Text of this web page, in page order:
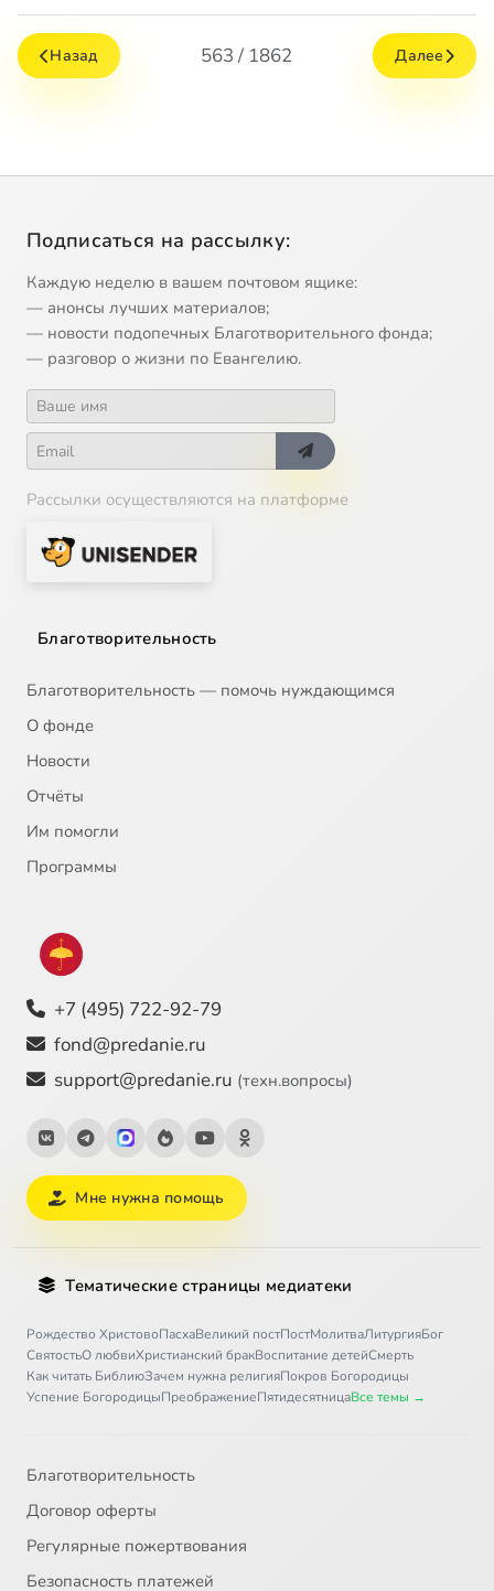
Назад 563 / 1862 Далее
Подписаться на рассылку:
Каждую неделю в вашем почтовом ящике:
— анонсы лучших материалов;
— новости подопечных Благотворительного фонда;
— разговор о жизни по Евангелию.
Рассылки осуществляются на платформе
Благотворительность
Благотворительность — помочь нуждающимся
О фонде
Новости
Отчёты
Им помогли
Программы
+7 (495) 722-92-79
fond@predanie.ru
support@predanie.ru (техн.вопросы)
Мне нужна помощь
Тематические страницы медиатеки
Рождество ХристовоПасхаВеликий постПостМолитваЛитургияБог
СвятостьО любвиХристианский бракВоспитание детейСмерть
Как читать БиблиюЗачем нужна религияПокров Богородицы
Успение БогородицыПреображениеПятидесятницаВсе темы →
Благотворительность
Договор оферты
Регулярные пожертвования
Безопасность платежей